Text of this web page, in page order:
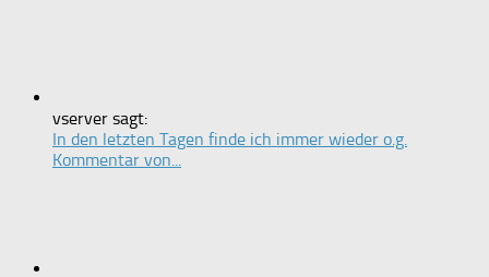
vserver sagt:
In den letzten Tagen finde ich immer wieder o.g.
Kommentar von...